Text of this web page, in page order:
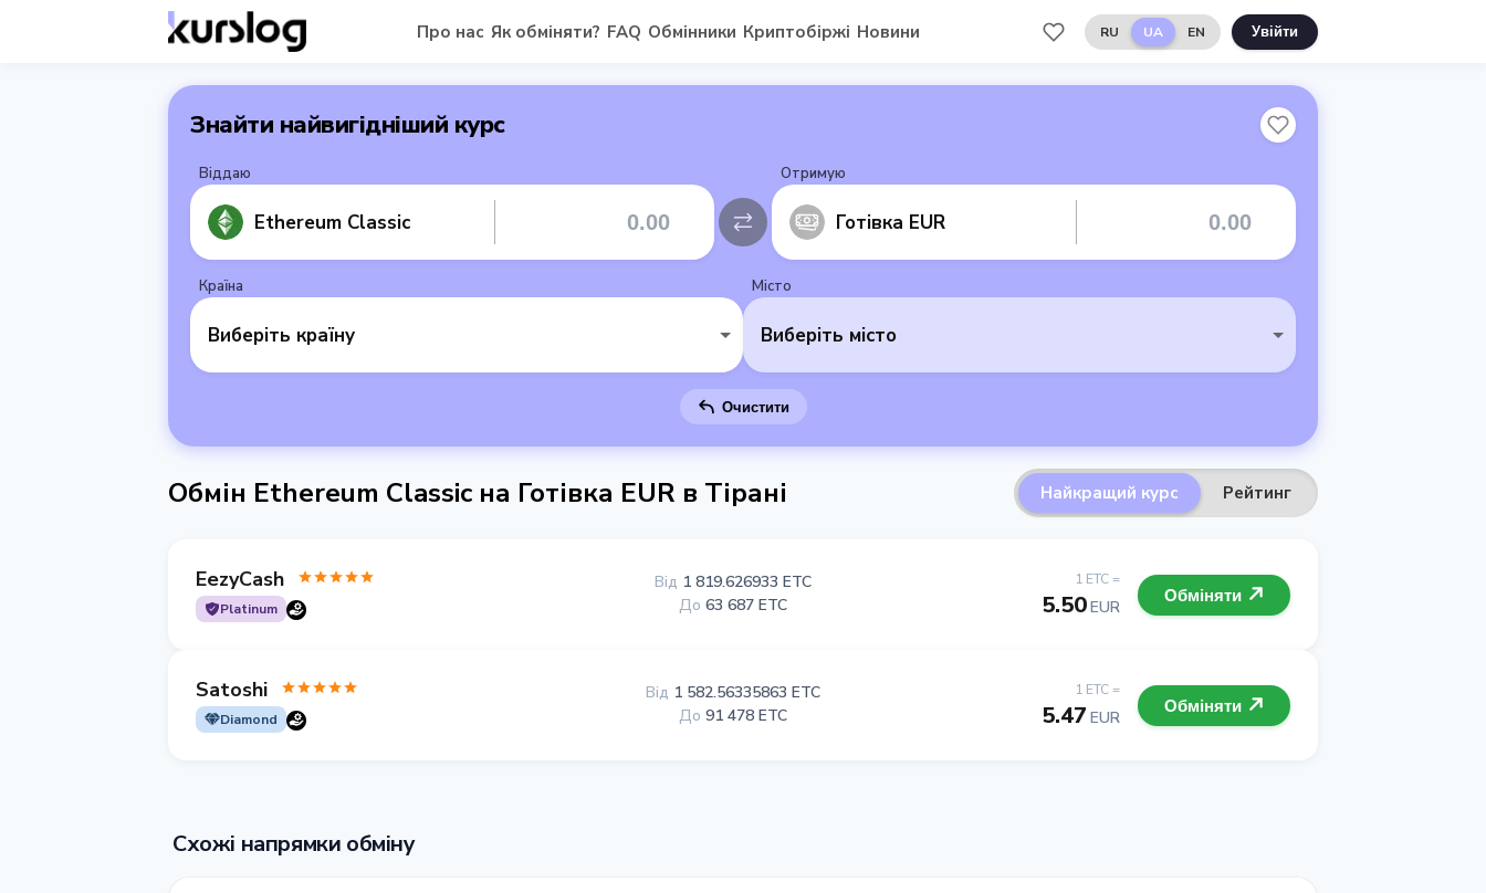
Про нас Як обміняти? FAQ Обмінники Криптобіржі Новини RU UA EN Увійти
Знайти найвигідніший курс
Віддаю
Ethereum Classic
Отримую
Готівка EUR
Країна
Виберіть країну
Місто
Виберіть місто
Очистити
Обмін Ethereum Classic на Готівка EUR в Тірані Найкращий курс Рейтинг
EezyCash
Platinum
1 ETC =
5.50EUR
Від 1 819.626933 ETC
До 63 687 ETC Обміняти
Satoshi
Diamond
1 ETC =
5.47 EUR
Від 1 582.56335863 ETC
До 91 478 ETC Обміняти
Схожі напрямки обміну